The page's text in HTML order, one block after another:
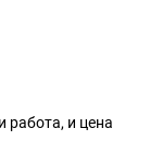
работа, и цена